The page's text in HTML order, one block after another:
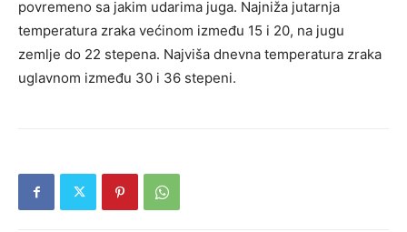
povremeno sa jakim udarima juga. Najniža jutarnja
temperatura zraka većinom između 15 i 20, na jugu
zemlje do 22 stepena. Najviša dnevna temperatura zraka
uglavnom između 30 i 36 stepeni.